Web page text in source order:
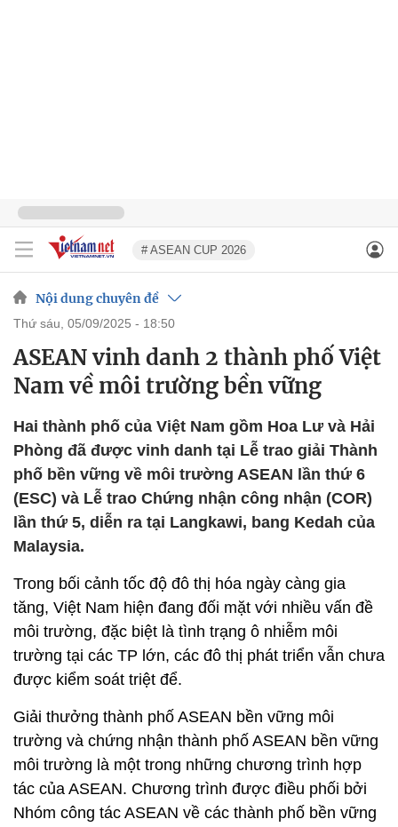
# ASEAN CUP 2026
Nội dung chuyên đề
thứ sáu, 05/09/2025 - 18:50
ASEAN vinh danh 2 thành phố Việt
Nam về môi trường bền vững
Hai thành phố của Việt Nam gồm Hoa Lư và Hải
Phòng đã được vinh danh tại Lễ trao giải Thành
phố bền vững về môi trường ASEAN lần thứ 6
(ESC) và Lễ trao Chứng nhận công nhận (COR)
lần thứ 5, diễn ra tại Langkawi, bang Kedah của
Malaysia.
Trong bối cảnh tốc độ đô thị hóa ngày càng gia
tăng, Việt Nam hiện đang đối mặt với nhiều vấn đề
môi trường, đặc biệt là tình trạng ô nhiễm môi
trường tại các TP lớn, các đô thị phát triển vẫn chưa
được kiểm soát triệt để.
Giải thưởng thành phố ASEAN bền vững môi
trường và chứng nhận thành phố ASEAN bền vững
môi trường là một trong những chương trình hợp
tác của ASEAN. Chương trình được điều phối bởi
Nhóm công tác ASEAN về các thành phố bền vững